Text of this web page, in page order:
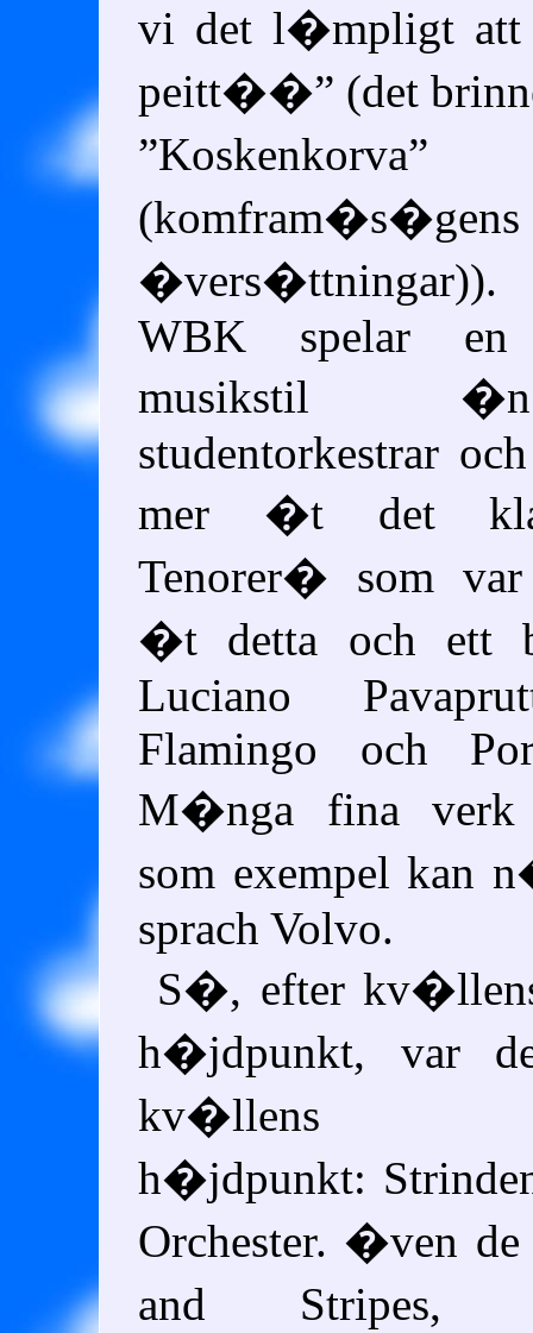
vi det l�mpligt
peitt��
(det
Koskenkorva
(komfram�s�gens
WBK spelar
musikstil
studentorkestrar
mer �t det
Tenorer� som
�t detta och ett
Luciano
Flamingo och
M�nga fina verk
som exempel kan
sprach Volvo.
S�, efter
h�jdpunkt, var
kv�llens
h�jdpunkt:
Orchester. �ven de
and Stripes,